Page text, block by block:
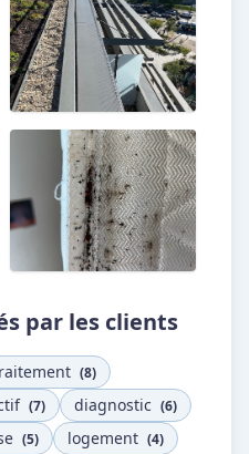
par les clients
(8)
(7) diagnostic (6)
(5) logement (4)